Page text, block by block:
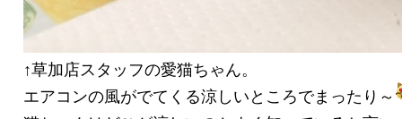
↑草加店スタッフの愛猫ちゃん。
エアコンの風がでてくる涼しいところでまったり～